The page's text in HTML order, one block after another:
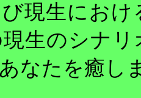
現生にお
生のシナ
なたを癒し